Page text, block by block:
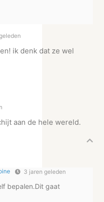
ik denk dat ze wel
aan de hele wereld.
3 jaren geleden
bepalen.Dit gaat